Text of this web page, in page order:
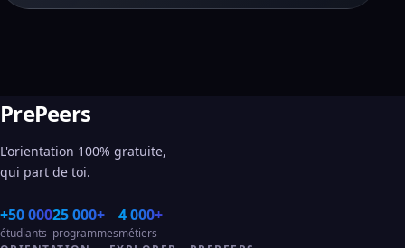
PrePeers
L'orientation 100% gratuite,
qui part de toi.
+50 000
étudiants
25 000+
programmes
4 000+
métiers